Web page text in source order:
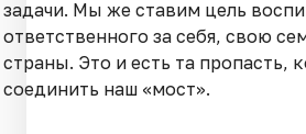
задачи. Мы же ставим цель
ответственного за себя, свою
страны. Это и есть та пропасть,
соединить наш «мост».